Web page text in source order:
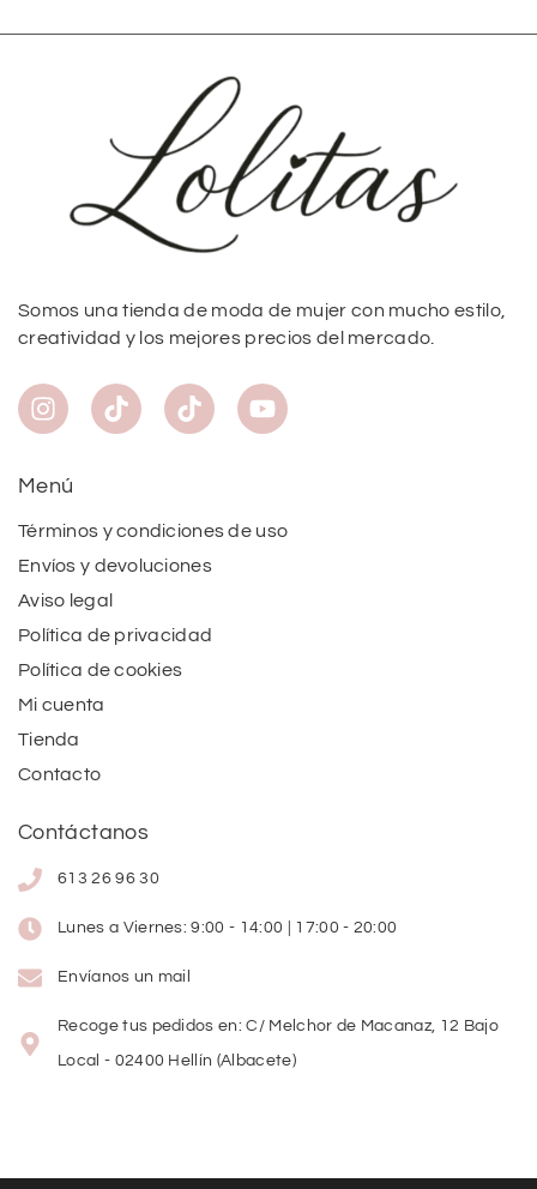
Somos una tienda de moda de mujer con mucho estilo,
creatividad y los mejores precios del mercado.
Menú
Términos y condiciones de uso
Envíos y devoluciones
Aviso legal
Política de privacidad
Política de cookies
Mi cuenta
Tienda
Contacto
Contáctanos
613 26 96 30
Lunes a Viernes: 9:00 - 14:00 | 17:00 - 20:00
Envíanos un mail
Recoge tus pedidos en: C/ Melchor de Macanaz, 12 Bajo
Local - 02400 Hellín (Albacete)